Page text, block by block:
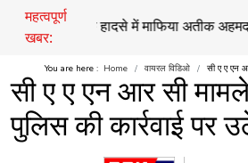
महत्वपूर्ण
खबर:
सड़क हादसे में माफिया अतीक अहमद के बेटे
You are here : Home वायरल विडिओ सी ए ए एन
सी ए ए एन आर सी
पुलिस की कार्रवाई पर